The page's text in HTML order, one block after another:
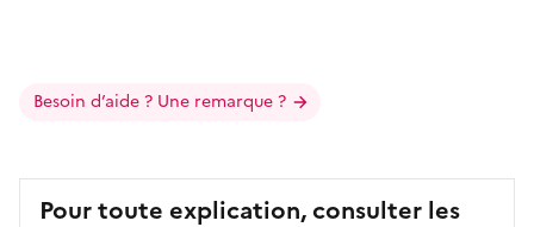
Besoin d’aide ? Une remarque ?
Pour toute explication, consulter les